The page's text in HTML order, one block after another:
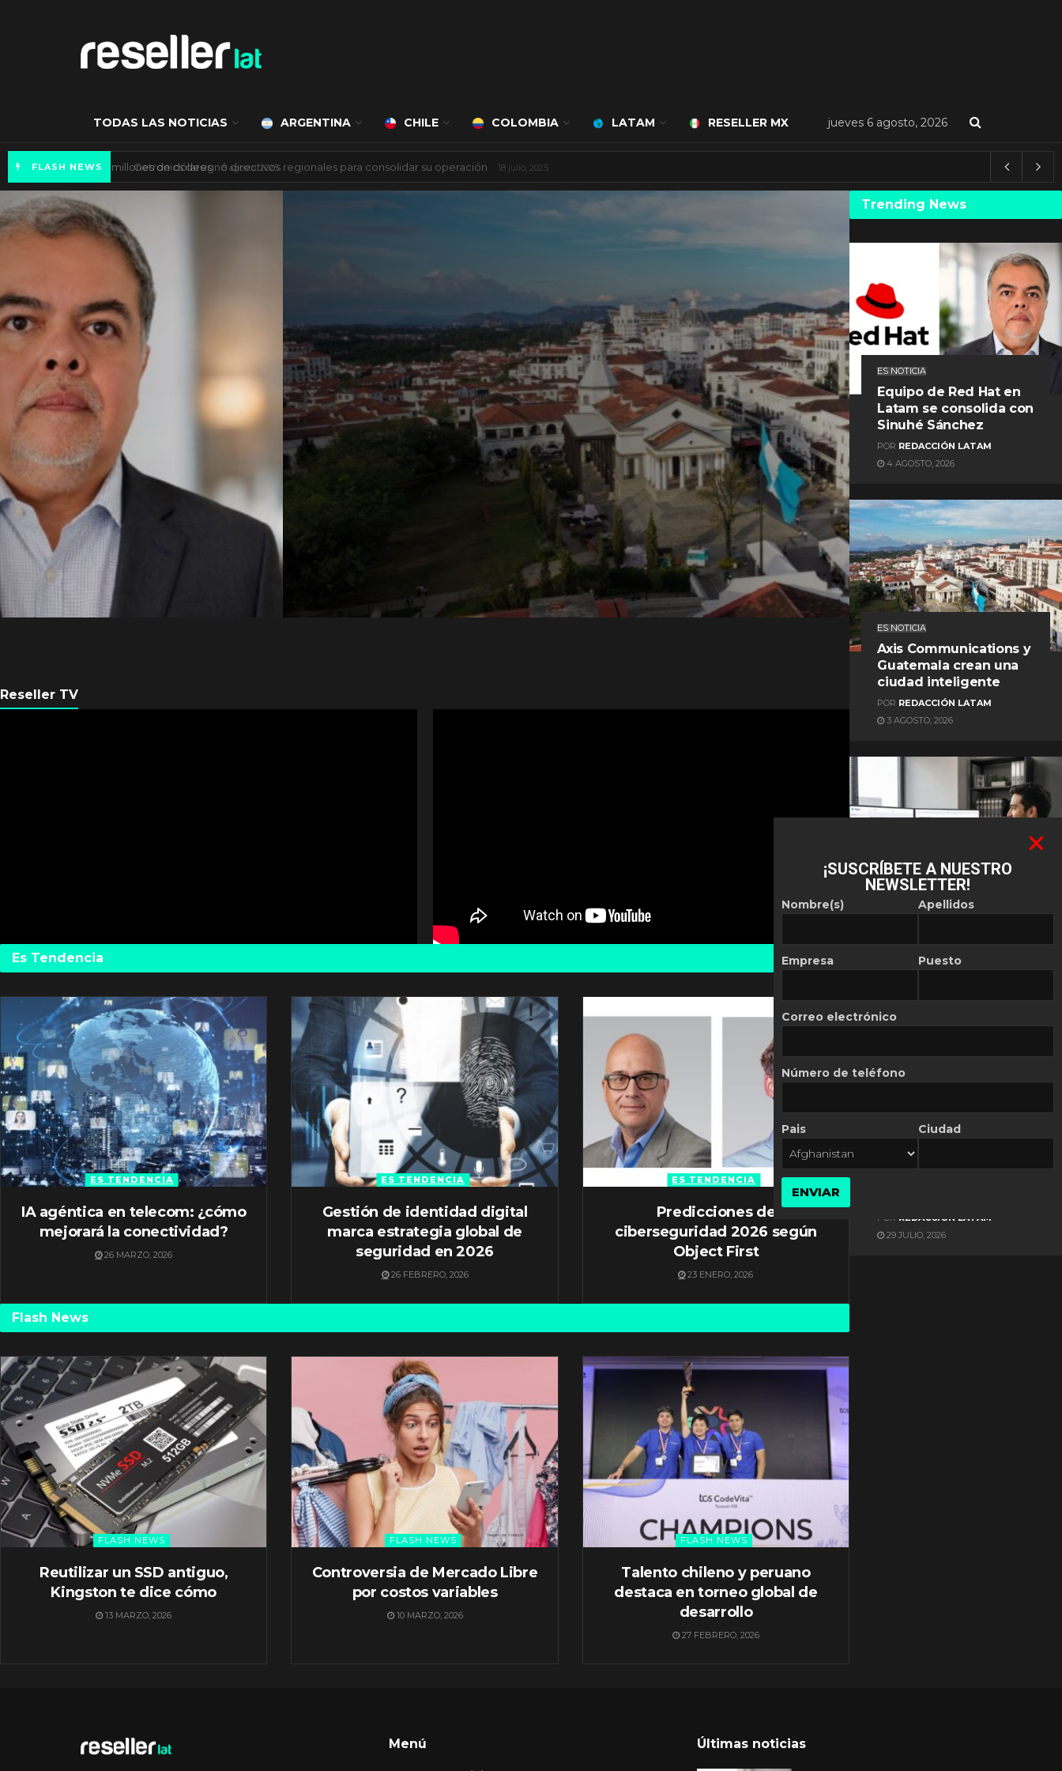
TODAS LAS NOTICIAS ARGENTINA CHILE COLOMBIA LATAM RESELLER MX jueves 6 agosto, 2026
FLASH NEWS Mercado de IA agéntica tiene un valor de 450 mil millones de dólares 8 agosto, 2025
ES NOTICIA
Axis Communications y
Guatemala crean una
ciudad inteligente
POR REDACCIÓN LATAM 3 AGOSTO, 2026
Reseller TV
Es Tendencia
ES TENDENCIA
IA agéntica en telecom: ¿cómo
mejorará la conectividad?
26 MARZO, 2026
ES TENDENCIA
Gestión de identidad digital
marca estrategia global de
seguridad en 2026
26 FEBRERO, 2026
ES TENDENCIA
Predicciones de
ciberseguridad 2026 según
Object First
23 ENERO, 2026
Flash News
FLASH NEWS
Reutilizar un SSD antiguo,
Kingston te dice cómo
13 MARZO, 2026
FLASH NEWS
Controversia de Mercado Libre
por costos variables
10 MARZO, 2026
FLASH NEWS
Talento chileno y peruano
destaca en torneo global de
desarrollo
27 FEBRERO, 2026
Trending News
ES NOTICIA
Equipo de Red Hat en
Latam se consolida con
Sinuhé Sánchez
POR REDACCIÓN LATAM
4 AGOSTO, 2026
ES NOTICIA
Axis Communications y
Guatemala crean una
ciudad inteligente
POR REDACCIÓN LATAM
3 AGOSTO, 2026
ES NOTICIA
Automatización de las
REDACCIÓN LATAM
ES NOTICIA
POR REDACCIÓN LATAM
29 JULIO, 2026
Menú Últimas noticias
¡SUSCRÍBETE A NUESTRO
NEWSLETTER!
Nombre(s)
Empresa
Apellidos
Puesto
Correo electrónico
Número de teléfono
Pais Ciudad
ENVIAR